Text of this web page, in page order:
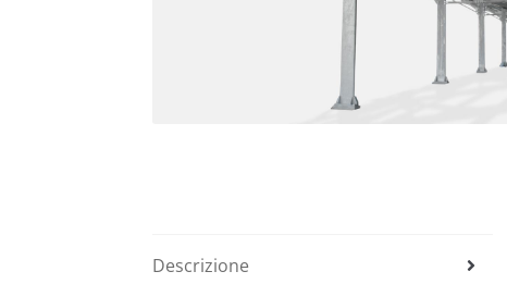
Descrizione